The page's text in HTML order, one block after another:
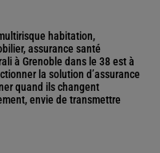
habitation,
assurance santé
à Grenoble dans le 38 est à
la solution d’assurance
quand ils changent
envie de transmettre